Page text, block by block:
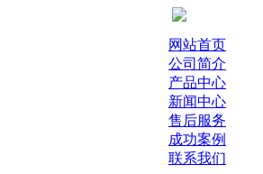
网站首页
公司简介
产品中心
新闻中心
售后服务
成功案例
联系我们